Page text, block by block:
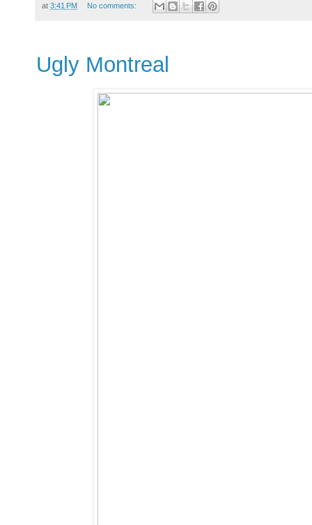
at 3:41 PM No comments:
Ugly Montreal